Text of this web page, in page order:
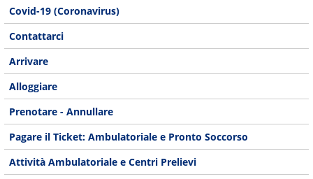
Covid-19 (Coronavirus)
Contattarci
Arrivare
Alloggiare
Prenotare - Annullare
Pagare il Ticket: Ambulatoriale e Pronto Soccorso
Attività Ambulatoriale e Centri Prelievi